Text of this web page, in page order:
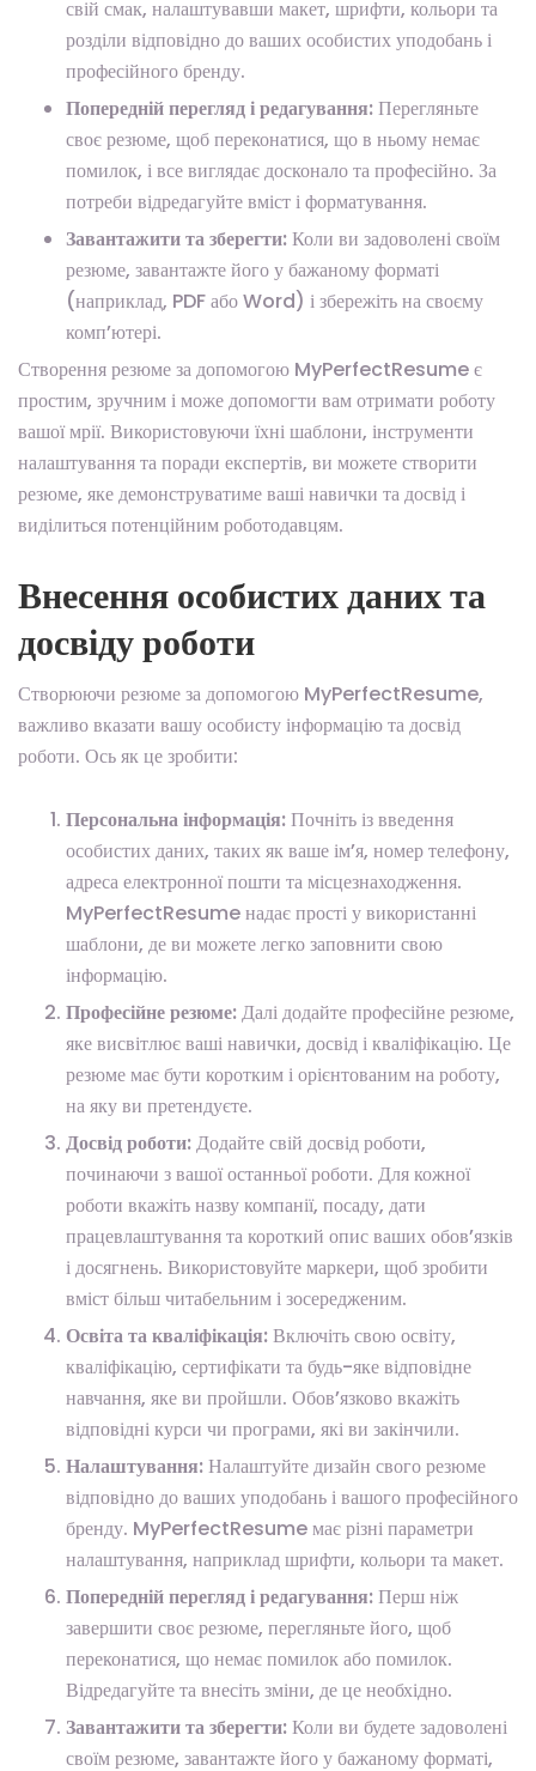
свій смак, налаштувавши макет, шрифти, кольори та
розділи відповідно до ваших особистих уподобань і
професійного бренду.
Попередній перегляд і редагування:Перегляньте
своє резюме, щоб переконатися, що в ньому немає
помилок, і все виглядає досконало та професійно. За
потреби відредагуйте вміст і форматування.
Завантажити та зберегти:Коли ви задоволені своїм
резюме, завантажте його у бажаному форматі
(наприклад, PDF або Word) і збережіть на своєму
комп’ютері.
Створення резюме за допомогою MyPerfectResume є
простим, зручним і може допомогти вам отримати роботу
вашої мрії. Використовуючи їхні шаблони, інструменти
налаштування та поради експертів, ви можете створити
резюме, яке демонструватиме ваші навички та досвід і
виділиться потенційним роботодавцям.
Внесення особистих даних та
досвіду роботи
Створюючи резюме за допомогою MyPerfectResume,
важливо вказати вашу особисту інформацію та досвід
роботи. Ось як це зробити:
Персональна інформація:Почніть із введення
особистих даних, таких як ваше ім’я, номер телефону,
адреса електронної пошти та місцезнаходження.
MyPerfectResume надає прості у використанні
шаблони, де ви можете легко заповнити свою
інформацію.
Професійне резюме:Далі додайте професійне резюме,
яке висвітлює ваші навички, досвід і кваліфікацію. Це
резюме має бути коротким і орієнтованим на роботу,
на яку ви претендуєте.
Досвід роботи:Додайте свій досвід роботи,
починаючи з вашої останньої роботи. Для кожної
роботи вкажіть назву компанії, посаду, дати
працевлаштування та короткий опис ваших обов’язків
і досягнень. Використовуйте маркери, щоб зробити
вміст більш читабельним і зосередженим.
Освіта та кваліфікація:Включіть свою освіту,
кваліфікацію, сертифікати та будь-яке відповідне
навчання, яке ви пройшли. Обов’язково вкажіть
відповідні курси чи програми, які ви закінчили.
Налаштування:Налаштуйте дизайн свого резюме
відповідно до ваших уподобань і вашого професійного
бренду. MyPerfectResume має різні параметри
налаштування, наприклад шрифти, кольори та макет.
Попередній перегляд і редагування:Перш ніж
завершити своє резюме, перегляньте його, щоб
переконатися, що немає помилок або помилок.
Відредагуйте та внесіть зміни, де це необхідно.
Завантажити та зберегти:Коли ви будете задоволені
своїм резюме, завантажте його у бажаному форматі,